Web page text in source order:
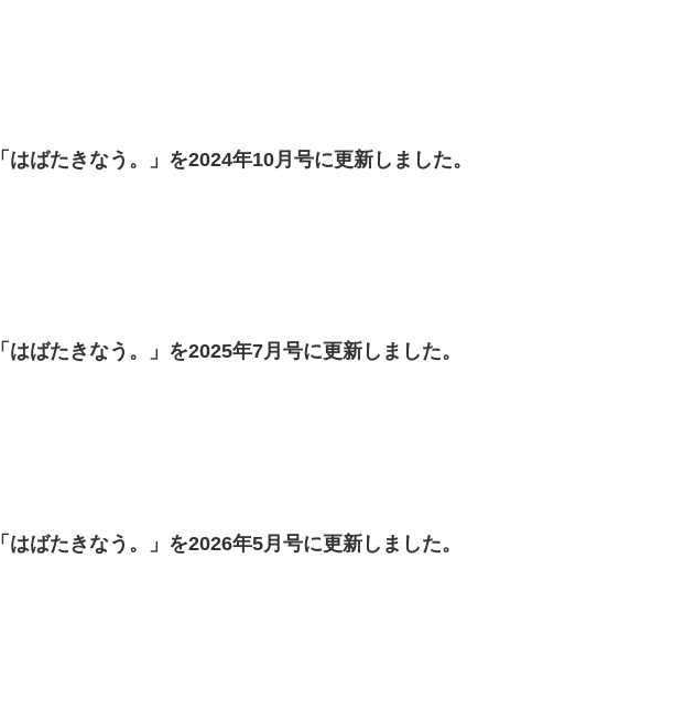
「はばたきなう。」を2024年10月号に更新しました。
「はばたきなう。」を2025年7月号に更新しました。
「はばたきなう。」を2026年5月号に更新しました。